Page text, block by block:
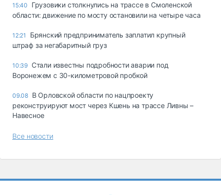
15:40
Грузовики столкнулись на трассе в Смоленской
области: движение по мосту остановили на четыре часа
12:21
Брянский предприниматель заплатил крупный
штраф за негабаритный груз
10:39 Стали известны подробности аварии под
Воронежем с 30-километровой пробкой
09.08 В Орловской области по нацпроекту
реконструируют мост через Кшень на трассе Ливны –
Навесное
Все новости